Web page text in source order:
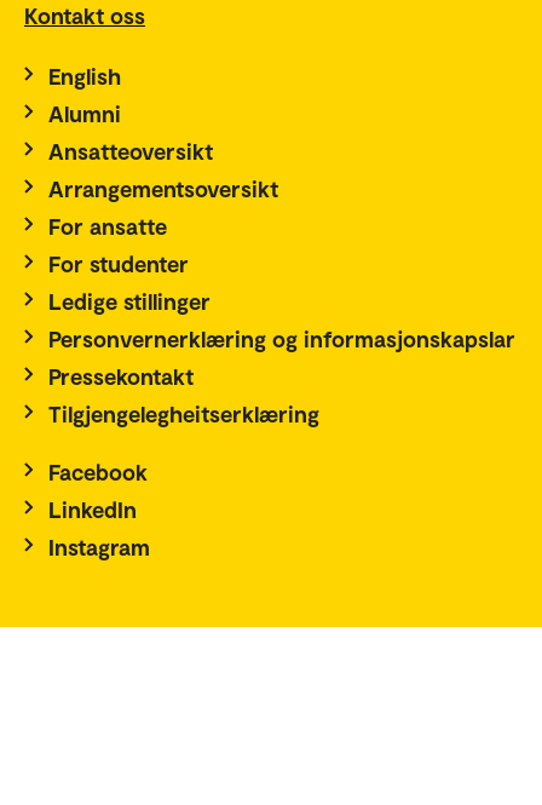
Kontakt oss
English
Alumni
Ansatteoversikt
Arrangementsoversikt
For ansatte
For studenter
Ledige stillinger
Personvernerklæring og informasjonskapslar
Pressekontakt
Tilgjengelegheitserklæring
Facebook
LinkedIn
Instagram